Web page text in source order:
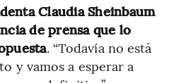
Claudia Sheinbaum
de prensa que lo
. “Todavía no está
y vamos a esperar a